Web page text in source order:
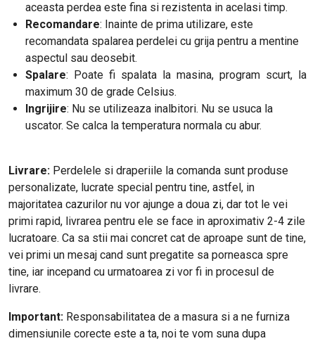
aceasta perdea este fina si rezistenta in acelasi timp.
Recomandare: Inainte de prima utilizare, este
recomandata spalarea perdelei cu grija pentru a mentine
aspectul sau deosebit.
Spalare: Poate fi spalata la masina, program scurt, la
maximum 30 de grade Celsius.
Ingrijire: Nu se utilizeaza inalbitori. Nu se usuca la
uscator. Se calca la temperatura normala cu abur.
Livrare: Perdelele si draperiile la comanda sunt produse
personalizate, lucrate special pentru tine, astfel, in
majoritatea cazurilor nu vor ajunge a doua zi, dar tot le vei
primi rapid, livrarea pentru ele se face in aproximativ 2-4 zile
lucratoare. Ca sa stii mai concret cat de aproape sunt de tine,
vei primi un mesaj cand sunt pregatite sa porneasca spre
tine, iar incepand cu urmatoarea zi vor fi in procesul de
livrare.
Important: Responsabilitatea de a masura si a ne furniza
dimensiunile corecte este a ta, noi te vom suna dupa